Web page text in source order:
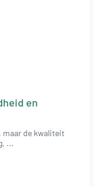
en
maar de kwaliteit
...